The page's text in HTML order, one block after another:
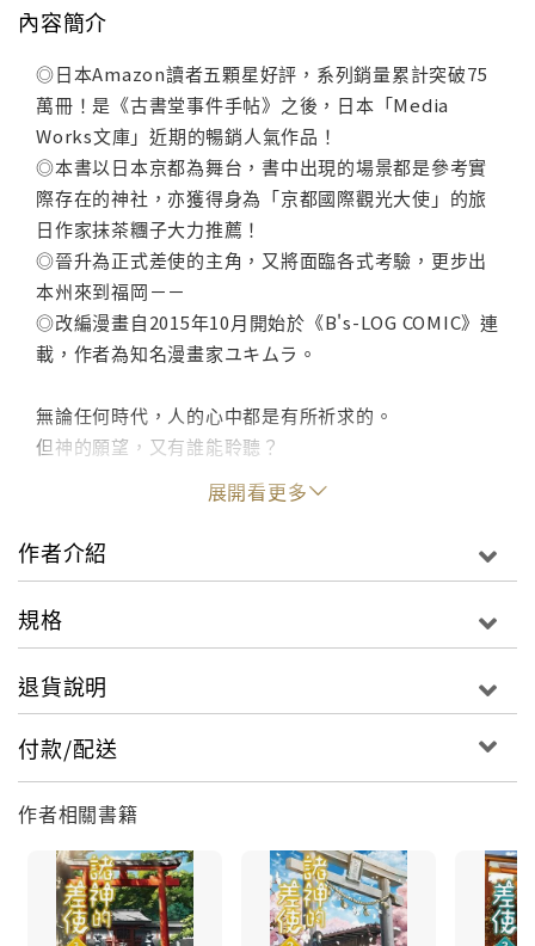
內容簡介
◎日本Amazon讀者五顆星好評，系列銷量累計突破75
萬冊！是《古書堂事件手帖》之後，日本「Media
Works文庫」近期的暢銷人氣作品！
◎本書以日本京都為舞台，書中出現的場景都是參考實
際存在的神社，亦獲得身為「京都國際觀光大使」的旅
日作家抹茶糰子大力推薦！
◎晉升為正式差使的主角，又將面臨各式考驗，更步出
本州來到福岡－－
◎改編漫畫自2015年10月開始於《B's-LOG COMIC》連
載，作者為知名漫畫家ユキムラ。
無論任何時代，人的心中都是有所祈求的。
但神的願望，又有誰能聆聽？
良彥終於從「代理」差使榮升為「正式」差使，但是，
待遇和以往完全相同……
這回，從名聞遐邇的日本英雄到七福神，眾神依然毫不
要人遠赴九州，居然不給交通津貼！
甚至有尊神明愛上了超級現實主義者的神職人員，究竟
大受好評的神明物語第五集，就此展開！
展開看更多
作者介紹
規格
退貨說明
付款/配送
作者相關書籍